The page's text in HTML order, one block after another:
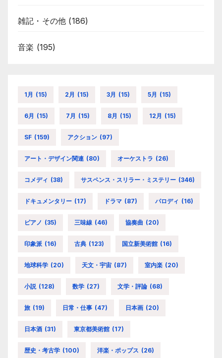
雑記・その他 (186)
音楽 (195)
1月 (15) 2月 (15) 3月 (15) 5月 (15)
6月 (15) 7月 (15) 8月 (15) 12月 (15)
SF (159) アクション (97)
アート・デザイン関連 (80) オーケストラ (26)
コメディ (38) サスペンス・スリラー・ミステリー (346)
ドキュメンタリー (17) ドラマ (87) パロディ (16)
ピアノ (35) 三味線 (46) 協奏曲 (20)
印象派 (16) 古典 (123) 国立新美術館 (16)
地球科学 (20) 天文・宇宙 (87) 室内楽 (20)
小説 (128) 数学 (27) 文学・評論 (68)
旅 (19) 日常・仕事 (47) 日本画 (20)
日本酒 (31) 東京都美術館 (17)
歴史・考古学 (100) 洋楽・ポップス (26)